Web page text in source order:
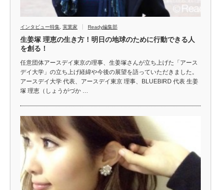
インタビュー特集 実業家 Ready編集部
生姜塚 理恵の生き方！明日の地球のために行動できる人
を創る！
任意団体アースデイ東京の理事、生姜塚さんが立ち上げた「アース
デイ大学」の立ち上げ経緯や今後の展望を語っていただきました。
アースデイ大学 代表、アースデイ東京 理事、BLUEBIRD 代表 生姜
塚 理恵（しょうがづか …